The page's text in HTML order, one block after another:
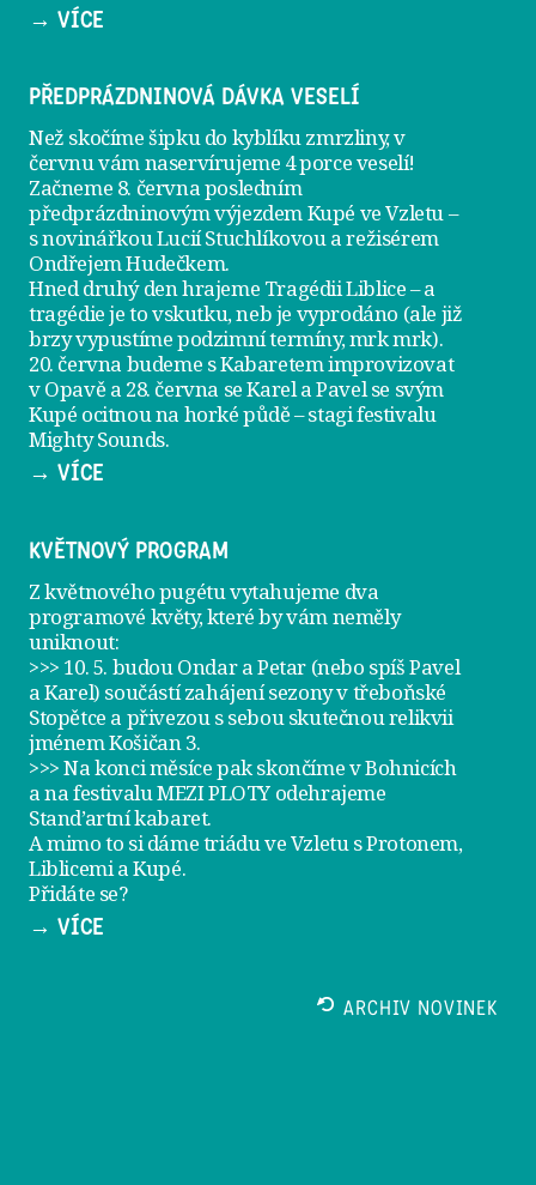
→ VÍCE
PŘEDPRÁZDNINOVÁ DÁVKA VESELÍ
Než skočíme šipku do kyblíku zmrzliny, v
červnu vám naservírujeme 4 porce veselí!
Začneme 8. června posledním
předprázdninovým výjezdemKupé ve Vzletu–
s novinářkou Lucií Stuchlíkovou a režisérem
Ondřejem Hudečkem.
Hned druhý den hrajeme Tragédii Liblice– a
tragédie je to vskutku, neb je vyprodáno (ale již
brzy vypustíme podzimní termíny, mrk mrk).
20. června budeme s Kabaretem improvizovat
v Opavě a 28. června se Karel a Pavel se svým
Kupé ocitnou na horké půdě – stagi festivalu
Mighty Sounds.
→ VÍCE
KVĚTNOVÝ PROGRAM
Z květnového pugétu vytahujeme dva
programové květy, které by vám neměly
uniknout:
>>> 10. 5. budou Ondar a Petar (nebo spíš Pavel
a Karel) součástí zahájení sezony vtřeboňské
Stopětce a přivezou s sebou skutečnou relikvii
jménemKošičan 3.
>>> Na konci měsíce pak skončíme v Bohnicích
a na festivaluMEZI PLOTY odehrajeme
Stand’artní kabaret.
A mimo to si dámetriádu ve Vzletu s Protonem,
Liblicemi a Kupé.
Přidáte se?
→ VÍCE
ARCHIV NOVINEK